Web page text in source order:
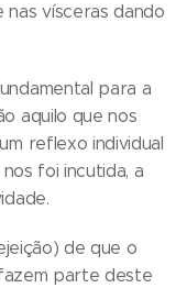
nas vísceras dando
para a
aquilo que nos
reflexo individual
foi incutida, a
de que o
parte deste